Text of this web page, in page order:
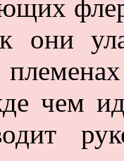
они
чем